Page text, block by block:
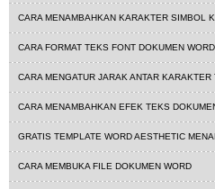
CARA MENAMBAHKAN KARAKTER SIMBOL
CARA FORMAT TEKS FONT DOKUMEN WORD
CARA MENGATUR JARAK ANTAR
CARA MENAMBAHKAN EFEK TEKS
GRATIS TEMPLATE WORD AESTHETIC
CARA MEMBUKA FILE DOKUMEN WORD